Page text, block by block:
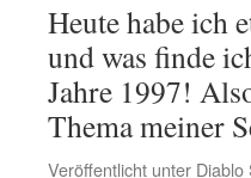
Heute habe ich
und was finde
Jahre 1997!
Thema meiner
Veröffentlicht unter Diablo